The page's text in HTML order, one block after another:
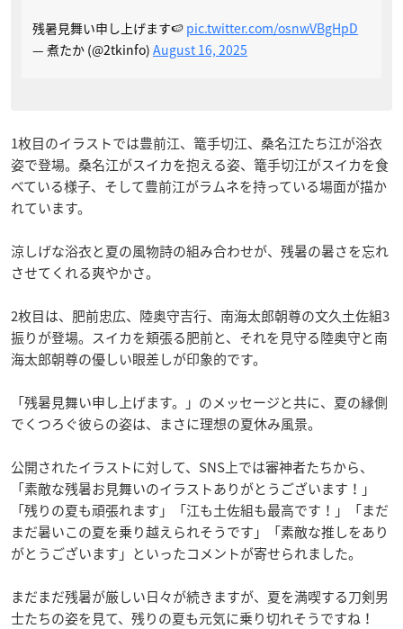
残暑見舞い申し上げます🍉 pic.twitter.com/osnwVBgHpD
— 煮たか (@2tkinfo) August 16, 2025
1枚目のイラストでは豊前江、篭手切江、桑名江たち江が浴衣
姿で登場。桑名江がスイカを抱える姿、篭手切江がスイカを食
べている様子、そして豊前江がラムネを持っている場面が描か
れています。
涼しげな浴衣と夏の風物詩の組み合わせが、残暑の暑さを忘れ
させてくれる爽やかさ。
2枚目は、肥前忠広、陸奥守吉行、南海太郎朝尊の文久土佐組3
振りが登場。スイカを頬張る肥前と、それを見守る陸奥守と南
海太郎朝尊の優しい眼差しが印象的です。
「残暑見舞い申し上げます。」のメッセージと共に、夏の縁側
でくつろぐ彼らの姿は、まさに理想の夏休み風景。
公開されたイラストに対して、SNS上では審神者たちから、
「素敵な残暑お見舞いのイラストありがとうございます！」
「残りの夏も頑張れます」「江も土佐組も最高です！」「まだ
まだ暑いこの夏を乗り越えられそうです」「素敵な推しをあり
がとうございます」といったコメントが寄せられました。
まだまだ残暑が厳しい日々が続きますが、夏を満喫する刀剣男
士たちの姿を見て、残りの夏も元気に乗り切れそうですね！